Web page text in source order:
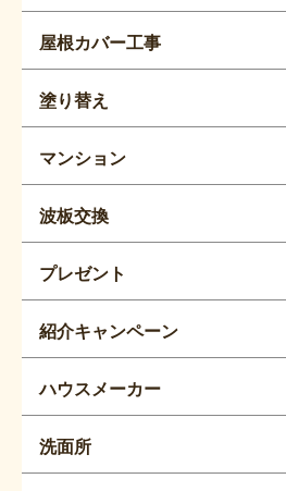
屋根カバー工事
塗り替え
マンション
波板交換
プレゼント
紹介キャンペーン
ハウスメーカー
洗面所